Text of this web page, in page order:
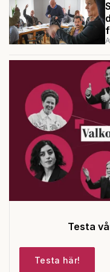
Testa
Testa här!